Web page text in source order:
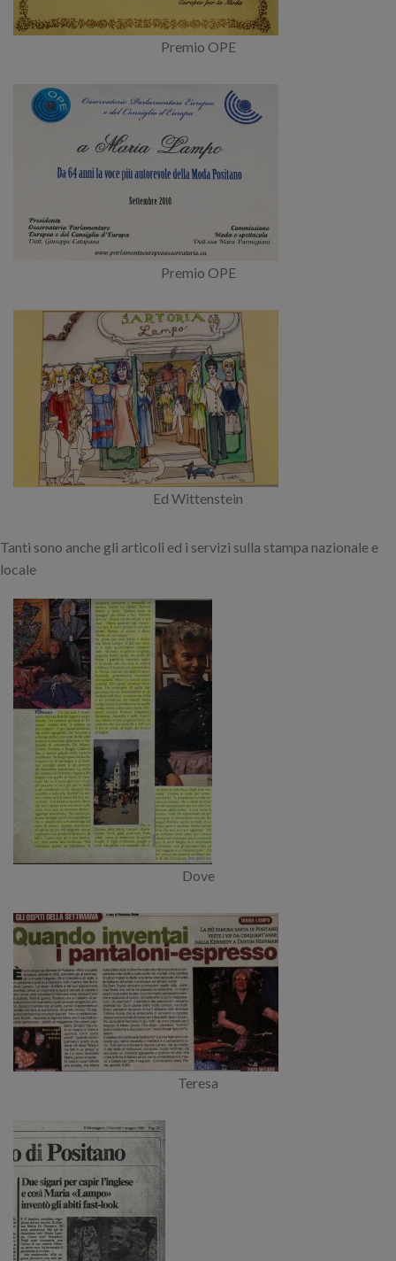
Premio OPE
Premio OPE
Ed Wittenstein
Tanti sono anche gli articoli ed i servizi sulla stampa nazionale e
locale
Dove
Teresa